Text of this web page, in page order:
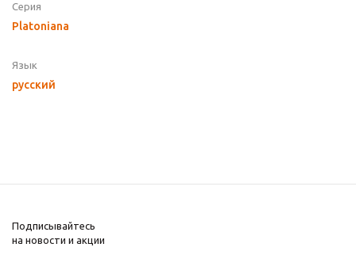
Серия
Platoniana
Язык
русский
Подписывайтесь
на новости и акции